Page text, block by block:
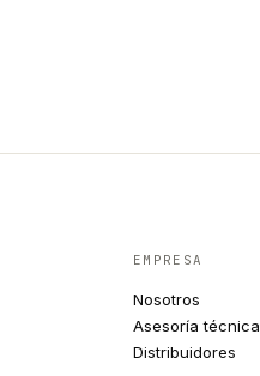
EMPRESA
Nosotros
Asesoría técnica
Distribuidores